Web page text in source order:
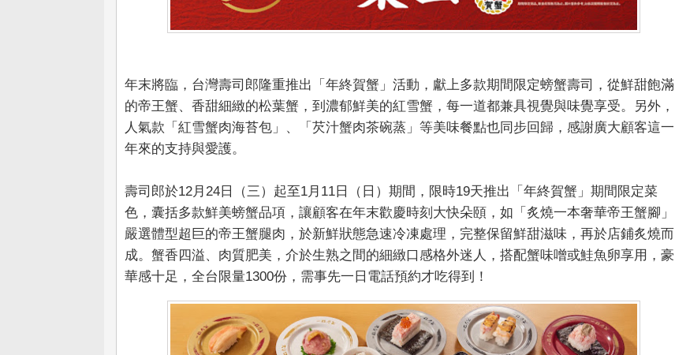
年末將臨，台灣壽司郎隆重推出「年終賀蟹」活動，獻上多款期間限定螃蟹壽司，從鮮甜飽滿
的帝王蟹、香甜細緻的松葉蟹，到濃郁鮮美的紅雪蟹，每一道都兼具視覺與味覺享受。另外，
人氣款「紅雪蟹肉海苔包」、「芡汁蟹肉茶碗蒸」等美味餐點也同步回歸，感謝廣大顧客這一
年來的支持與愛護。
壽司郎於12月24日（三）起至1月11日（日）期間，限時19天推出「年終賀蟹」期間限定菜
色，囊括多款鮮美螃蟹品項，讓顧客在年末歡慶時刻大快朵頤，如「炙燒一本奢華帝王蟹腳」
嚴選體型超巨的帝王蟹腿肉，於新鮮狀態急速冷凍處理，完整保留鮮甜滋味，再於店鋪炙燒而
成。蟹香四溢、肉質肥美，介於生熟之間的細緻口感格外迷人，搭配蟹味噌或鮭魚卵享用，豪
華感十足，全台限量1300份，需事先一日電話預約才吃得到！